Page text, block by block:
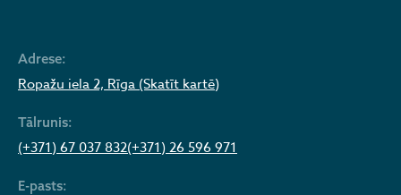
Adrese:
Ropažu iela 2, Rīga (Skatīt kartē)
Tālrunis:
(+371) 67 037 832(+371) 26 596 971
E-pasts: